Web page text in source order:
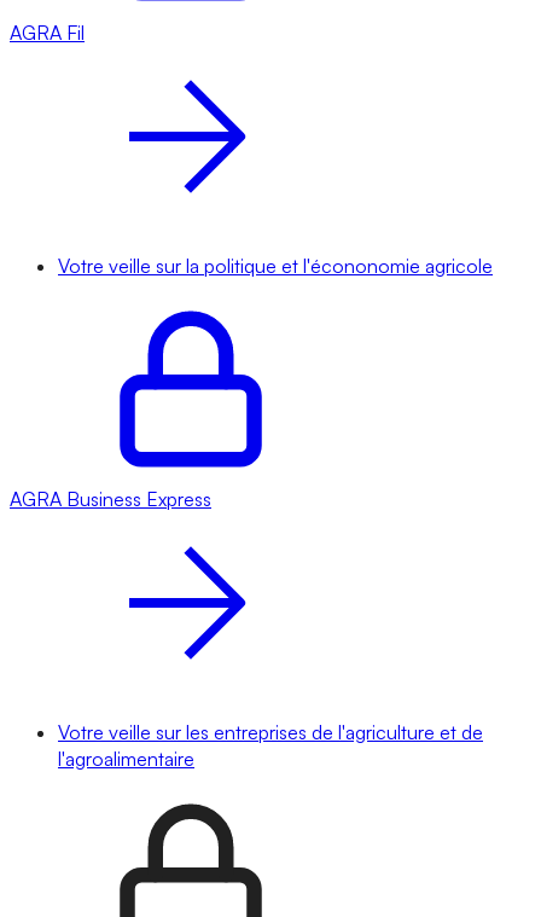
AGRA Fil
Votre veille sur la politique et l'écononomie agricole
AGRA Business Express
Votre veille sur les entreprises de l'agriculture et de
l'agroalimentaire